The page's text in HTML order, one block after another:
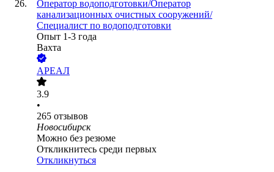
Оператор водоподготовки/Оператор
канализационных очистных сооружений/
Специалист по водоподготовки
Опыт 1-3 года
Вахта
АРЕАЛ
3.9
•
265 отзывов
Новосибирск
Можно без резюме
Откликнитесь среди первых
Откликнуться